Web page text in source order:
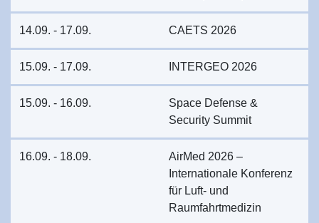
14.09. - 17.09. CAETS 2026
15.09. - 17.09. INTERGEO 2026
15.09. - 16.09.
Space Defense &
Security Summit
16.09. - 18.09.
AirMed 2026 –
Internationale Konferenz
für Luft- und
Raumfahrtmedizin